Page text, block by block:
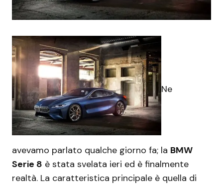
Ne
avevamo parlato qualche giorno fa; la BMW
Serie 8 è stata svelata ieri ed è finalmente
realtà. La caratteristica principale è quella di